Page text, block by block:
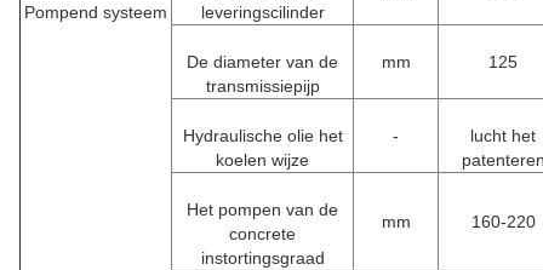
Pompend systeem
leveringscilinder
De diameter van de
transmissiepijp
mm 125
Hydraulische olie het
koelen wijze
-
lucht het
Het pompen van de
concrete
instortingsgraad
mm 160-220